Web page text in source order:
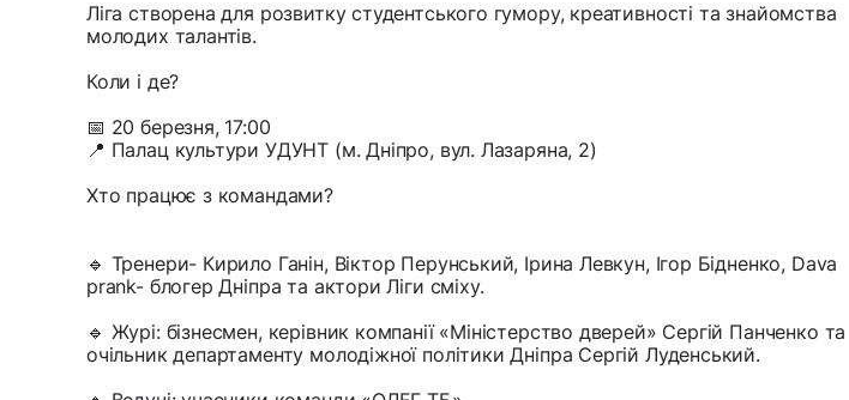
Ліга створена для розвитку студентського гумору, креативності та знайомства
молодих талантів.
Коли і де?
📅 20 березня, 17:00
📍 Палац культури УДУНТ (м. Дніпро, вул. Лазаряна, 2)
Хто працює з командами?
🔹 Тренери- Кирило Ганін, Віктор Перунський, Ірина Левкун, Ігор Бідненко, Dava
prank- блогер Дніпра та актори Ліги сміху.
🔹 Журі: бізнесмен, керівник компанії «Міністерство дверей» Сергій Панченко та
очільник департаменту молодіжної політики Дніпра Сергій Луденський.